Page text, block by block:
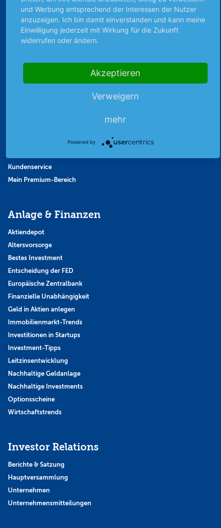
Finanzpodcast
Strategie
Thema der Woche
Abo & Shop
Kundenservice
Mein Premium-Bereich
Anlage & Finanzen
Aktiendepot
Altersvorsorge
Bestes Investment
Entscheidung der FED
Europäische Zentralbank
Finanzielle Unabhängigkeit
Geld in Aktien anlegen
Immobilienmarkt-Trends
Investitionen in Startups
Investment-Tipps
Leitzinsentwicklung
Nachhaltige Geldanlage
Nachhaltige Investments
Optionsscheine
Wirtschaftstrends
Investor Relations
Berichte & Satzung
Hauptversammlung
Unternehmen
Unternehmensmitteilungen
und Werbung entsprechend der Interessen der Nutzer
anzuzeigen. Ich bin damit einverstanden und kann meine
Einwilligung jederzeit mit Wirkung für die Zukunft
widerrufen oder ändern.
Akzeptieren
Verweigern
mehr
Powered by